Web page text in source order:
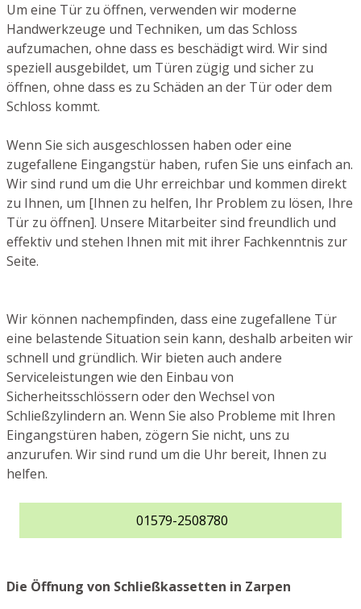
Um eine Tür zu öffnen, verwenden wir moderne
Handwerkzeuge und Techniken, um das Schloss
aufzumachen, ohne dass es beschädigt wird. Wir sind
speziell ausgebildet, um Türen zügig und sicher zu
öffnen, ohne dass es zu Schäden an der Tür oder dem
Schloss kommt.
Wenn Sie sich ausgeschlossen haben oder eine
zugefallene Eingangstür haben, rufen Sie uns einfach an.
Wir sind rund um die Uhr erreichbar und kommen direkt
zu Ihnen, um [Ihnen zu helfen, Ihr Problem zu lösen, Ihre
Tür zu öffnen]. Unsere Mitarbeiter sind freundlich und
effektiv und stehen Ihnen mit mit ihrer Fachkenntnis zur
Seite.
Wir können nachempfinden, dass eine zugefallene Tür
eine belastende Situation sein kann, deshalb arbeiten wir
schnell und gründlich. Wir bieten auch andere
Serviceleistungen wie den Einbau von
Sicherheitsschlössern oder den Wechsel von
Schließzylindern an. Wenn Sie also Probleme mit Ihren
Eingangstüren haben, zögern Sie nicht, uns zu
anzurufen. Wir sind rund um die Uhr bereit, Ihnen zu
helfen.
01579-2508780
Die Öffnung von Schließkassetten in Zarpen